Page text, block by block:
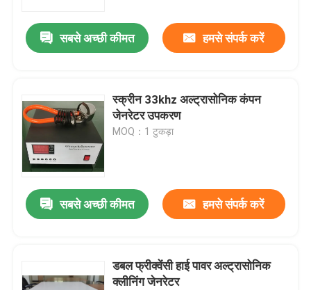
सबसे अच्छी कीमत हमसे संपर्क करें
स्क्रीन 33khz अल्ट्रासोनिक कंपन
जेनरेटर उपकरण
MOQ：1 टुकड़ा
सबसे अच्छी कीमत हमसे संपर्क करें
डबल फ्रीक्वेंसी हाई पावर अल्ट्रासोनिक
क्लीनिंग जेनरेटर